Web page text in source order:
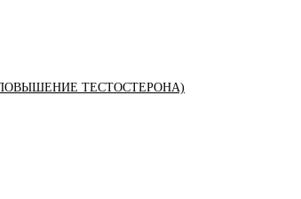
ТЕСТОСТЕРОНА)